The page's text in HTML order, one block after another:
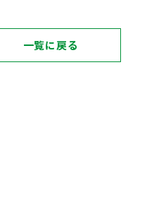
一覧に戻る